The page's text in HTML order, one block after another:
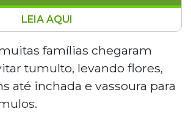
o Cemitério Santo
Grande recebeu um
de visitantes que chegaram
tumulto e aproveitar o
Familiares visitaram seus
deixando flores, velas e
LEIA AQUI
famílias chegaram
tumulto, levando flores,
até inchada e vassoura para